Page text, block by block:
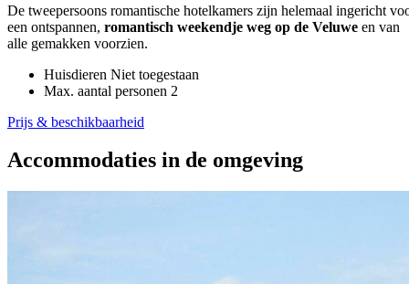
De tweepersoons romantische hotelkamers zijn helemaal ingericht
een ontspannen, romantisch weekendje weg op de Veluwe en van
alle gemakken voorzien.
Huisdieren Niet toegestaan
Max. aantal personen 2
Prijs & beschikbaarheid
Accommodaties in de omgeving